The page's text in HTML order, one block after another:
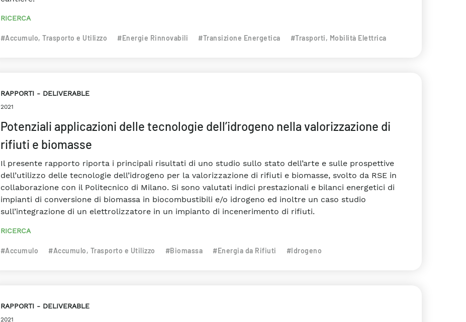
RICERCA
#Accumulo, Trasporto e Utilizzo #Energie Rinnovabili #Transizione Energetica #Trasporti, Mobilità Elettrica
RAPPORTI DELIVERABLE
2021
Potenziali applicazioni delle tecnologie dell’idrogeno nella valorizzazione di
rifiuti e biomasse
Il presente rapporto riporta i principali risultati di uno studio sullo stato dell’arte e sulle prospettive
dell’utilizzo delle tecnologie dell’idrogeno per la valorizzazione di rifiuti e biomasse, svolto da RSE in
collaborazione con il Politecnico di Milano. Si sono valutati indici prestazionali e bilanci energetici di
impianti di conversione di biomassa in biocombustibili e/o idrogeno ed inoltre un caso studio
sull’integrazione di un elettrolizzatore in un impianto di incenerimento di rifiuti.
RICERCA
#Accumulo #Accumulo, Trasporto e Utilizzo #Biomassa #Energia da Rifiuti #Idrogeno
RAPPORTI DELIVERABLE
2021